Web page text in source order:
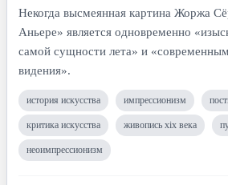
Некогда высмеянная картина Жоржа
Аньере» является одновременно
самой сущности лета» и
видения».
история искусства импрессионизм
критика искусства живопись xix века
неоимпрессионизм